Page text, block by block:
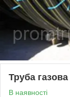
Труба
В наявності